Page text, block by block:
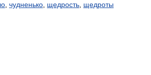
чудненько щедрость щедроты